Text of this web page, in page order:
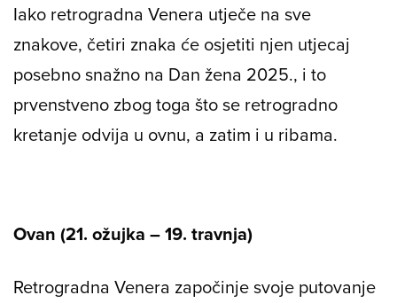
Iako retrogradna Venera utječe na sve
znakove, četiri znaka će osjetiti njen utjecaj
posebno snažno na Dan žena 2025., i to
prvenstveno zbog toga što se retrogradno
kretanje odvija u ovnu, a zatim i u ribama.
Ovan (21. ožujka – 19. travnja)
Retrogradna Venera započinje svoje putovanje